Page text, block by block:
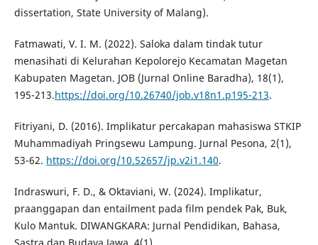
dissertation, State University of Malang).
Fatmawati, V. I. M. (2022). Saloka dalam tindak tutur
menasihati di Kelurahan Kepolorejo Kecamatan Magetan
Kabupaten Magetan. JOB (Jurnal Online Baradha), 18(1),
195-213.https://doi.org/10.26740/job.v18n1.p195-213.
Fitriyani, D. (2016). Implikatur percakapan mahasiswa STKIP
Muhammadiyah Pringsewu Lampung. Jurnal Pesona, 2(1),
53-62. https://doi.org/10.52657/jp.v2i1.140.
Indraswuri, F. D., & Oktaviani, W. (2024). Implikatur,
praanggapan dan entailment pada film pendek Pak, Buk,
Kulo Mantuk. DIWANGKARA: Jurnal Pendidikan, Bahasa,